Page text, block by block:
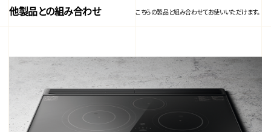
他製品との組み合わせ こちらの製品と組み合わせてお使いいただけます。